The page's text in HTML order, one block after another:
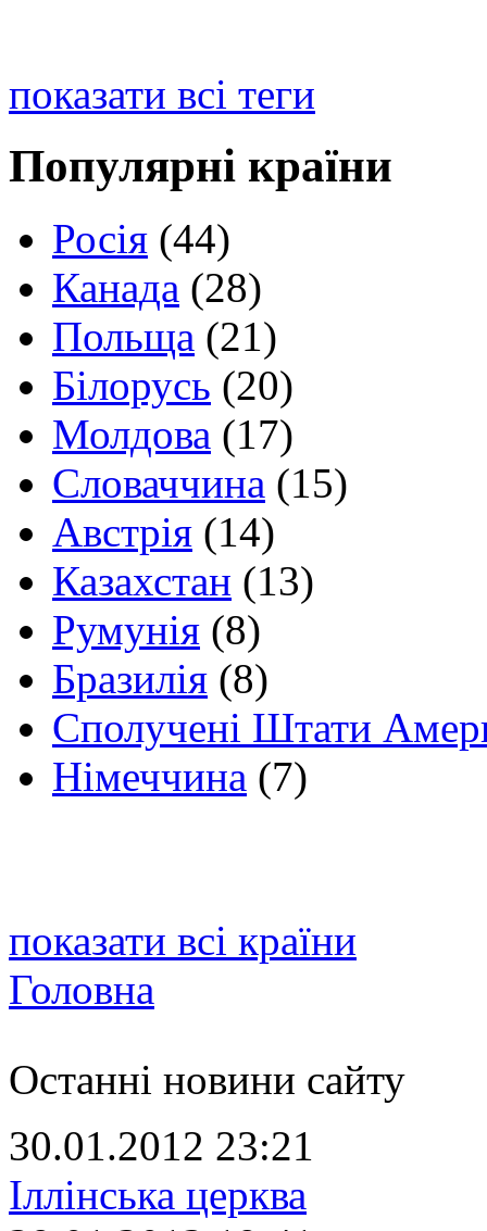
показати всі теги
Популярні країни
Росія (44)
Канада (28)
Польща (21)
Білорусь (20)
Молдова (17)
Словаччина (15)
Австрія (14)
Казахстан (13)
Румунія (8)
Бразилія (8)
Сполучені Штати
Німеччина (7)
показати всі країни
Головна
Останні новини сайту
30.01.2012 23:21
Іллінська церква